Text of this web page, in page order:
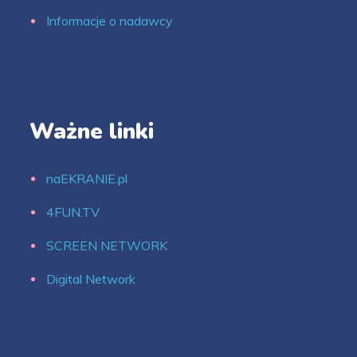
Informacje o nadawcy
Ważne linki
naEKRANIE.pl
4FUN.TV
SCREEN NETWORK
Digital Network